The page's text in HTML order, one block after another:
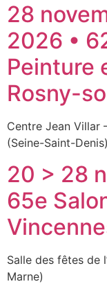
28
2026 •
Peinture
Rosny-
Centre Jean Villar
(Seine-Saint-Denis)
20 > 28
65e
Salle des fêtes de
Marne)